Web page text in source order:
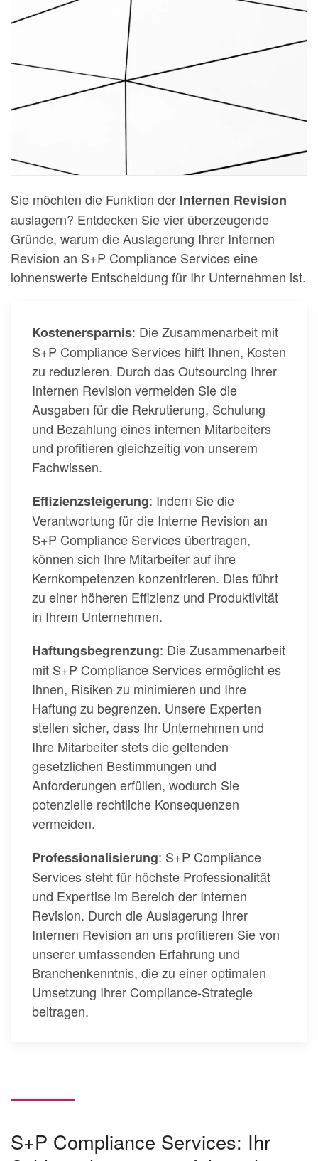
Sie möchten die Funktion der Internen Revision
auslagern? Entdecken Sie vier überzeugende
Gründe, warum die Auslagerung Ihrer Internen
Revision an S+P Compliance Services eine
lohnenswerte Entscheidung für Ihr Unternehmen ist.
Kostenersparnis: Die Zusammenarbeit mit
S+P Compliance Services hilft Ihnen, Kosten
zu reduzieren. Durch das Outsourcing Ihrer
Internen Revision vermeiden Sie die
Ausgaben für die Rekrutierung, Schulung
und Bezahlung eines internen Mitarbeiters
und profitieren gleichzeitig von unserem
Fachwissen.
Effizienzsteigerung: Indem Sie die
Verantwortung für die Interne Revision an
S+P Compliance Services übertragen,
können sich Ihre Mitarbeiter auf ihre
Kernkompetenzen konzentrieren. Dies führt
zu einer höheren Effizienz und Produktivität
in Ihrem Unternehmen.
Haftungsbegrenzung: Die Zusammenarbeit
mit S+P Compliance Services ermöglicht es
Ihnen, Risiken zu minimieren und Ihre
Haftung zu begrenzen. Unsere Experten
stellen sicher, dass Ihr Unternehmen und
Ihre Mitarbeiter stets die geltenden
gesetzlichen Bestimmungen und
Anforderungen erfüllen, wodurch Sie
potenzielle rechtliche Konsequenzen
vermeiden.
Professionalisierung: S+P Compliance
Services steht für höchste Professionalität
und Expertise im Bereich der Internen
Revision. Durch die Auslagerung Ihrer
Internen Revision an uns profitieren Sie von
unserer umfassenden Erfahrung und
Branchenkenntnis, die zu einer optimalen
Umsetzung Ihrer Compliance-Strategie
beitragen.
S+P Compliance Services: Ihr